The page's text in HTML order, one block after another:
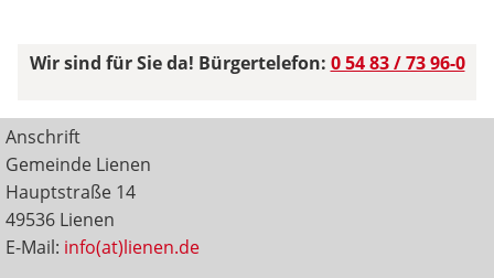
Wir sind für Sie da! Bürgertelefon: 0 54 83 / 73 96-0
Anschrift
Gemeinde Lienen
Hauptstraße 14
49536 Lienen
E-Mail: info(at)lienen.de